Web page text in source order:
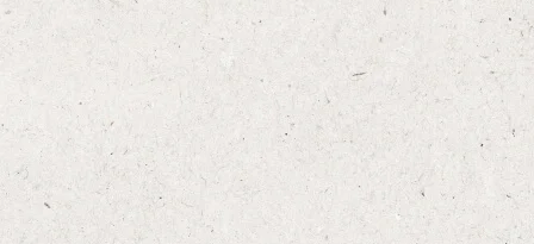
Thêm vào mục yêu thích